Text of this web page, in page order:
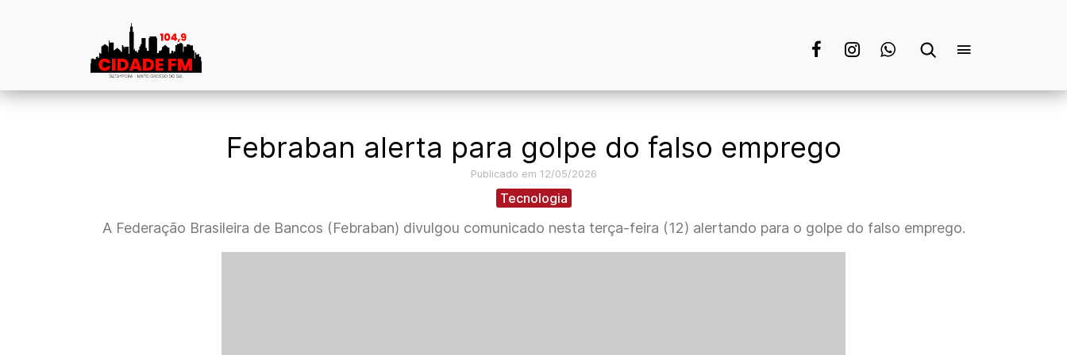
Febraban alerta para golpe do falso emprego
Publicado em 12/05/2026
Tecnologia
A Federação Brasileira de Bancos (Febraban) divulgou comunicado nesta terça-feira (12) alertando para o golpe do falso emprego.